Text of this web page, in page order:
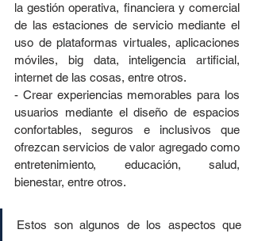
la gestión operativa, financiera y comercial
de las estaciones de servicio mediante el
uso de plataformas virtuales, aplicaciones
móviles, big data, inteligencia artificial,
internet de las cosas, entre otros.
- Crear experiencias memorables para los
usuarios mediante el diseño de espacios
confortables, seguros e inclusivos que
ofrezcan servicios de valor agregado como
entretenimiento, educación, salud,
bienestar, entre otros.
Estos son algunos de los aspectos que